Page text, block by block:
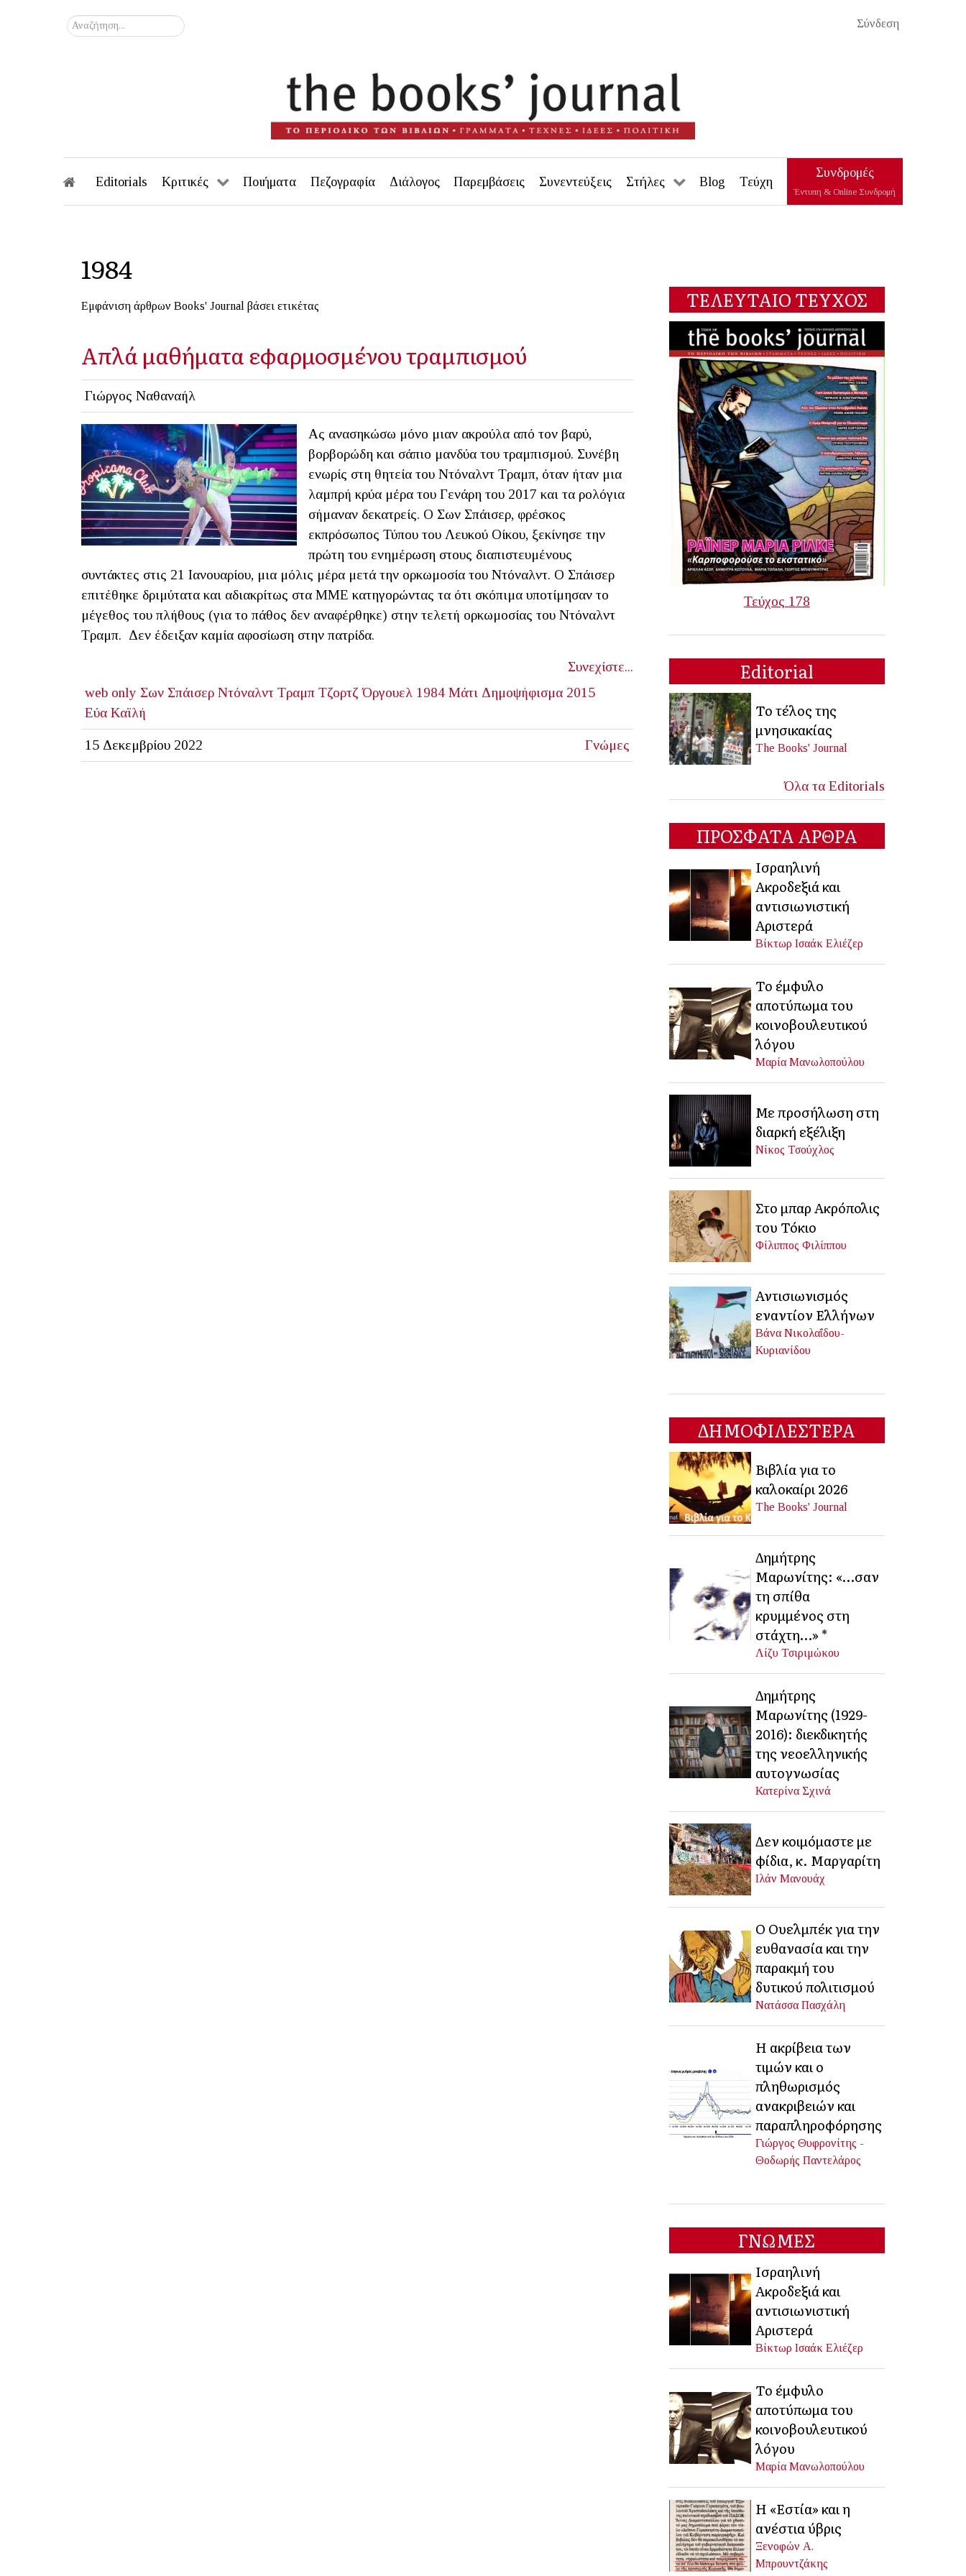
Σύνδεση
Αναζήτηση...
Editorials Κριτικές Ποιήματα Πεζογραφία Διάλογος Παρεμβάσεις Συνεντεύξεις Στήλες Blog Τεύχη
Συνδρομές
Έντυπη & Online Συνδρομή
1984
Εμφάνιση άρθρων Books' Journal βάσει ετικέτας
Απλά μαθήματα εφαρμοσμένου τραμπισμού
Γιώργος Ναθαναήλ
Ας ανασηκώσω μόνο μιαν ακρούλα από τον βαρύ,
βορβορώδη και σάπιο μανδύα του τραμπισμού. Συνέβη
ενωρίς στη θητεία του Ντόναλντ Τραμπ, όταν ήταν μια
λαμπρή κρύα μέρα του Γενάρη του 2017 και τα ρολόγια
σήμαναν δεκατρείς. Ο Σων Σπάισερ, φρέσκος
εκπρόσωπος Τύπου του Λευκού Οίκου, ξεκίνησε την
πρώτη του ενημέρωση στους διαπιστευμένους
συντάκτες στις 21 Ιανουαρίου, μια μόλις μέρα μετά την ορκωμοσία του Ντόναλντ. Ο Σπάισερ
επιτέθηκε δριμύτατα και αδιακρίτως στα ΜΜΕ κατηγορώντας τα ότι σκόπιμα υποτίμησαν το
μέγεθος του πλήθους (για το πάθος δεν αναφέρθηκε) στην τελετή ορκωμοσίας του Ντόναλντ
Τραμπ. Δεν έδειξαν καμία αφοσίωση στην πατρίδα.
Συνεχίστε...
web only Σων Σπάισερ Ντόναλντ Τραμπ Τζορτζ Όργουελ 1984 Μάτι Δημοψήφισμα 2015
Εύα Καϊλή
15 Δεκεμβρίου 2022 Γνώμες
ΤΕΛΕΥΤΑΙΟ ΤΕΥΧΟΣ
Τεύχος 178
Editorial
Το τέλος της
μνησικακίας
The Books' Journal
Όλα τα Editorials
ΠΡΟΣΦΑΤΑ ΑΡΘΡΑ
Ισραηλινή
Ακροδεξιά και
αντισιωνιστική
Αριστερά
Βίκτωρ Ισαάκ Ελιέζερ
Το έμφυλο
αποτύπωμα του
κοινοβουλευτικού
λόγου
Μαρία Μανωλοπούλου
Με προσήλωση στη
διαρκή εξέλιξη
Νίκος Τσούχλος
Στο μπαρ Ακρόπολις
του Τόκιο
Φίλιππος Φιλίππου
Αντισιωνισμός
εναντίον Ελλήνων
Βάνα Νικολαΐδου-
Κυριανίδου
ΔΗΜΟΦΙΛΕΣΤΕΡΑ
Βιβλία για το
καλοκαίρι 2026
The Books' Journal
Δημήτρης
Μαρωνίτης: «…σαν
τη σπίθα
κρυμμένος στη
στάχτη…» *
Λίζυ Τσιριμώκου
Δημήτρης
Μαρωνίτης (1929-
2016): διεκδικητής
της νεοελληνικής
αυτογνωσίας
Κατερίνα Σχινά
Δεν κοιμόμαστε με
φίδια, κ. Μαργαρίτη
Ιλάν Μανουάχ
Ο Ουελμπέκ για την
ευθανασία και την
παρακμή του
δυτικού πολιτισμού
Νατάσσα Πασχάλη
Η ακρίβεια των
τιμών και ο
πληθωρισμός
ανακριβειών και
παραπληροφόρησης
Γιώργος Θυφρονίτης -
Θοδωρής Παντελάρος
ΓΝΩΜΕΣ
Ισραηλινή
Ακροδεξιά και
αντισιωνιστική
Αριστερά
Βίκτωρ Ισαάκ Ελιέζερ
Το έμφυλο
αποτύπωμα του
κοινοβουλευτικού
λόγου
Μαρία Μανωλοπούλου
Η «Εστία» και η
ανέστια ύβρις
Ξενοφών Α.
Μπρουντζάκης